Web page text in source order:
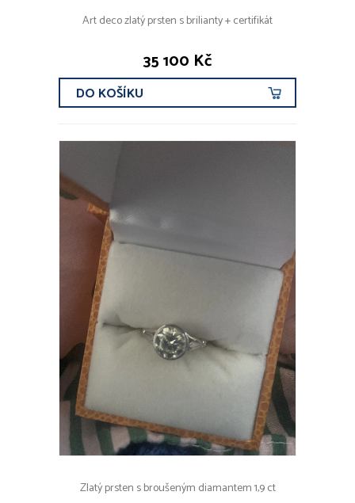
Art deco zlatý prsten s brilianty + certifikát
35 100 Kč
DO KOŠÍKU
Zlatý prsten s broušeným diamantem 1,9 ct